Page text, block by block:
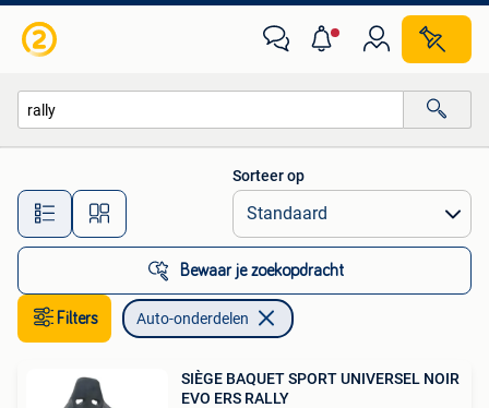
Alle afstanden…
Sorteer op
Bewaar je zoekopdracht
Filters Auto-onderdelen
SIÈGE BAQUET SPORT UNIVERSEL NOIR
EVO ERS RALLY